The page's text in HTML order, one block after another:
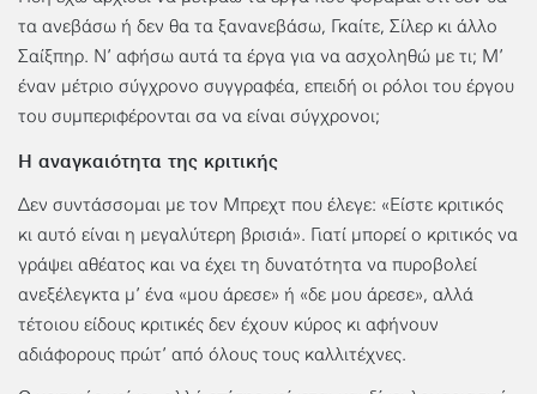
τα ανεβάσω ή δεν θα τα ξανανεβάσω, Γκαίτε, Σίλερ κι άλλο
Σαίξπηρ. Ν’ αφήσω αυτά τα έργα για να ασχοληθώ με τι; Μ’
έναν μέτριο σύγχρονο συγγραφέα, επειδή οι ρόλοι του έργου
του συμπεριφέρονται σα να είναι σύγχρονοι;
Η αναγκαιότητα της κριτικής
Δεν συντάσσομαι με τον Μπρεχτ που έλεγε: «Είστε κριτικός
κι αυτό είναι η μεγαλύτερη βρισιά». Γιατί μπορεί ο κριτικός να
γράψει αθέατος και να έχει τη δυνατότητα να πυροβολεί
ανεξέλεγκτα μ’ ένα «μου άρεσε» ή «δε μου άρεσε», αλλά
τέτοιου είδους κριτικές δεν έχουν κύρος κι αφήνουν
αδιάφορους πρώτ’ από όλους τους καλλιτέχνες.